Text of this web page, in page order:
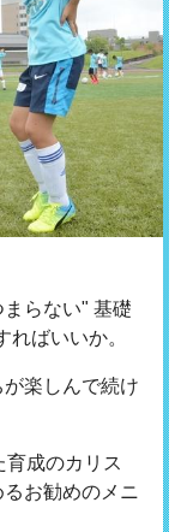
らない" 基礎
ればいいか。
楽しんで続け
育成のカリス
お勧めのメニ